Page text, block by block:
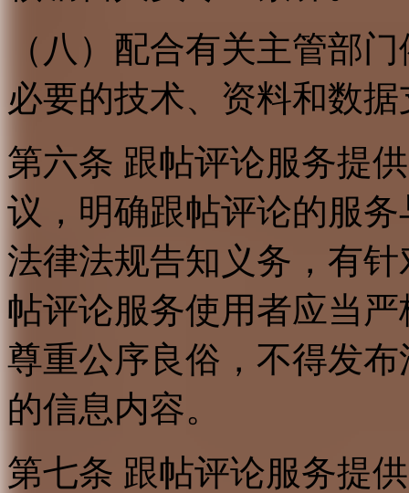
（八）配合有关主管部
必要的技术、资料和数
第六条 跟帖评论服务提
议，明确跟帖评论的服
法律法规告知义务，有
帖评论服务使用者应当
尊重公序良俗，不得发
的信息内容。
第七条 跟帖评论服务提